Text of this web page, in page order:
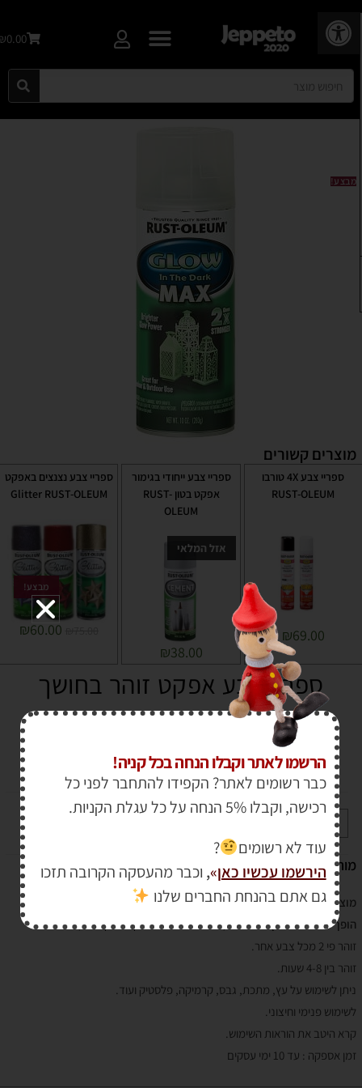
פתח סרגל נגישות
₪0.00
מבצע!
מוצרים קשורים
ספריי צבע 4X טורבו
RUST-OLEUM
₪69.00
ספריי צבע ייחודי בגימור
אפקט בטון RUST-
OLEUM
אזל המלאי
₪38.00
ספריי צבע נצנצים באפקט
Glitter RUST-OLEUM
מבצע!
₪60.00
ספריי צבע אפקט זוהר בחושך
RUST-OLEUM
₪118.00
₪90.00
-
מותג:RUST-OLEUM
מוצר ייחודי !צבע איכותי אשר מאיר בחושך לאחר ש"הוטען" על ידי אור טבעי
הופך כמעט כל חפץ ל"זורח"(כמו הכוכבים שהדבקנו לתקרה…)
זוהר פי 2 מכל צבע אחר.
זוהר בין 4-8 שעות.
ניתן לשימוש על עץ, מתכת, גבס, קרמיקה, פלסטיק ועוד.
לשימוש פנימי וחיצוני.
קרא היטב את הוראות השימוש.
זמן אספקה : עד 10 ימי עסקים
הרשמו לאתר וקבלו הנחה בכל קניה!
כבר רשומים לאתר? הקפידו להתחבר לפני כל
רכישה, וקבלו 5% הנחה על כל עגלת הקניות.
עוד לא רשומים
?
הירשמו עכשיו כאן»
, וכבר מהעסקה הקרובה תזכו
גם אתם בהנחת החברים שלנו